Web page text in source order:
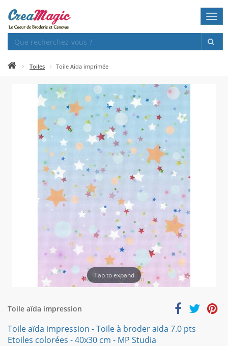
Toiles Toile Aida imprimée
Tap to expand
Toile aïda impression
Toile aïda impression - Toile à broder aida 7.0 pts
Etoiles colorées - 40x30 cm - MP Studia